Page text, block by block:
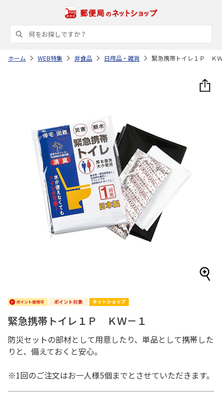
ホーム WEB特集 非食品 日用品・雑貨 緊急携帯トイレ１Ｐ Ｋ
緊急携帯トイレ１Ｐ ＫＷ－１
防災セットの部材として用意したり、単品として携帯した
りと、備えておくと安心。
※1回のご注文はお一人様5個までとさせていただきます。